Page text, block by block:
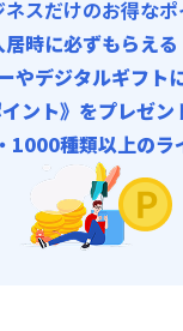
ネスだけのお得な
居時に必ずもらえる
やデジタルギフト
ント》をプレゼン
1000種類以上のラ